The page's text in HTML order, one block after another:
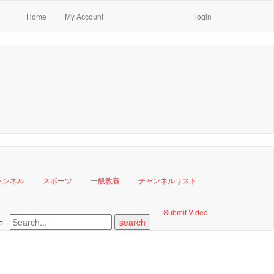
login
Home My Account
ンネル スポーツ 一般教養 チャンネルリスト
Submit Video